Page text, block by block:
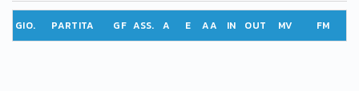
GIO. PARTITA GF ASS. A E AA IN OUT MV FM